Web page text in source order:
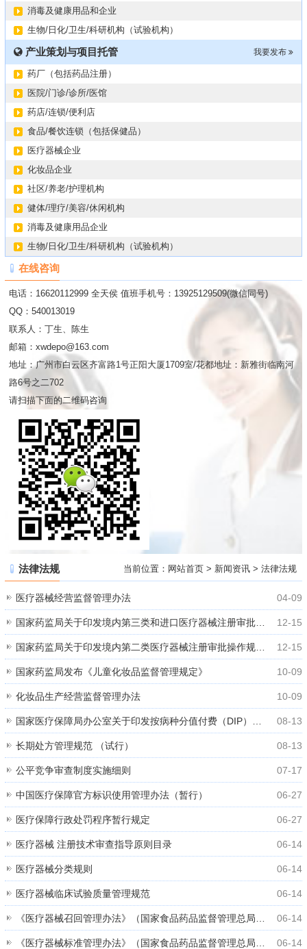
消毒及健康用品和企业
生物/日化/卫生/科研机构（试验机构）
我要发布
产业策划与项目托管
药厂（包括药品注册）
医院/门诊/诊所/医馆
药店/连锁/便利店
食品/餐饮连锁（包括保健品）
医疗器械企业
化妆品企业
社区/养老/护理机构
健体/理疗/美容/休闲机构
消毒及健康用品企业
生物/日化/卫生/科研机构（试验机构）
在线咨询
电话：16620112999 全天侯 值班手机号：13925129509(微信同号)
QQ：540013019
联系人：丁生、陈生
邮箱：xwdepo@163.com
地址：广州市白云区齐富路1号正阳大厦1709室/花都地址：新雅街临南河
路6号之二702
请扫描下面的二维码咨询
当前位置： 网站首页 > 新闻资讯 > 法律法规
法律法规
04-09
医疗器械经营监督管理办法
12-15
国家药监局关于印发境内第三类和进口医疗器械注册审批操作规范的通知 国药监械注〔2021〕53号
12-15
国家药监局关于印发境内第二类医疗器械注册审批操作规范的通知
10-09
国家药监局发布《儿童化妆品监督管理规定》
10-09
化妆品生产经营监督管理办法
08-13
国家医疗保障局办公室关于印发按病种分值付费（DIP）医疗保障经办管理规程（试行）的通知
08-13
长期处方管理规范 （试行）
07-17
公平竞争审查制度实施细则
06-27
中国医疗保障官方标识使用管理办法（暂行）
06-27
医疗保障行政处罚程序暂行规定
06-14
医疗器械 注册技术审查指导原则目录
06-14
医疗器械分类规则
06-14
医疗器械临床试验质量管理规范
06-14
《医疗器械召回管理办法》（国家食品药品监督管理总局令第29号）
06-14
《医疗器械标准管理办法》（国家食品药品监督管理总局令第33号）